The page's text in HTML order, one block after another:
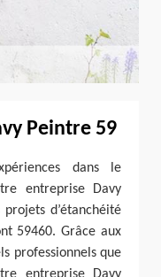
Peintre 59
dans le
entreprise Davy
d’étanchéité
59460. Grâce aux
professionnels que
entreprise Davy